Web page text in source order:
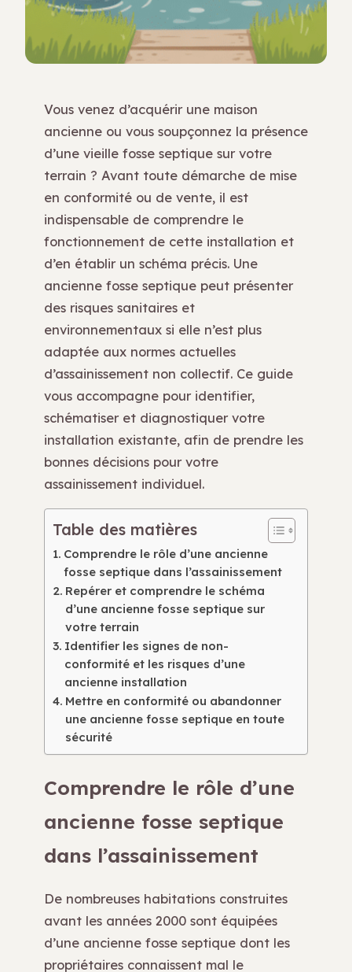
Vous venez d’acquérir une maison
ancienne ou vous soupçonnez la présence
d’une vieille fosse septique sur votre
terrain ? Avant toute démarche de mise
en conformité ou de vente, il est
indispensable de comprendre le
fonctionnement de cette installation et
d’en établir un schéma précis. Une
ancienne fosse septique peut présenter
des risques sanitaires et
environnementaux si elle n’est plus
adaptée aux normes actuelles
d’assainissement non collectif. Ce guide
vous accompagne pour identifier,
schématiser et diagnostiquer votre
installation existante, afin de prendre les
bonnes décisions pour votre
assainissement individuel.
Table des matières
Comprendre le rôle d’une ancienne
fosse septique dans l’assainissement
Repérer et comprendre le schéma
d’une ancienne fosse septique sur
votre terrain
Identifier les signes de non-
conformité et les risques d’une
ancienne installation
Mettre en conformité ou abandonner
une ancienne fosse septique en toute
sécurité
Comprendre le rôle d’une
ancienne fosse septique
dans l’assainissement
De nombreuses habitations construites
avant les années 2000 sont équipées
d’une ancienne fosse septique dont les
propriétaires connaissent mal le